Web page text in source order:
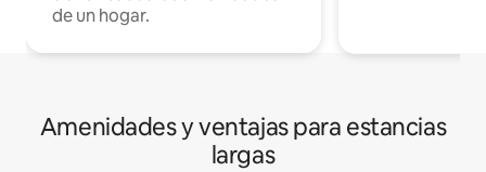
de un hogar.
Amenidades y ventajas para estancias
largas